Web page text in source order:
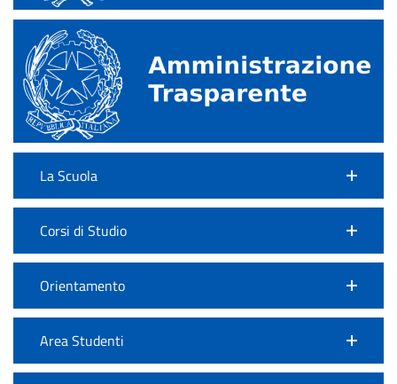
La Scuola
Corsi di Studio
Orientamento
Area Studenti